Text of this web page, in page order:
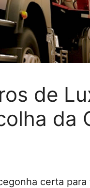
de
da
certa